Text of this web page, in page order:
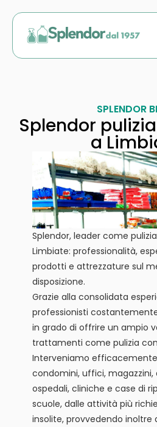
SPLENDOR
Splendor
a
Splendor, leader come
Limbiate: professionalità,
prodotti e attrezzature sul
disposizione.
Grazie alla consolidata
professionisti
in grado di offrire un ampio
trattamenti come pulizia
Interveniamo efficacemente
condomini, uffici,
ospedali, cliniche e case di
scuole, dalle attività più
insolite, provvedendo inoltre